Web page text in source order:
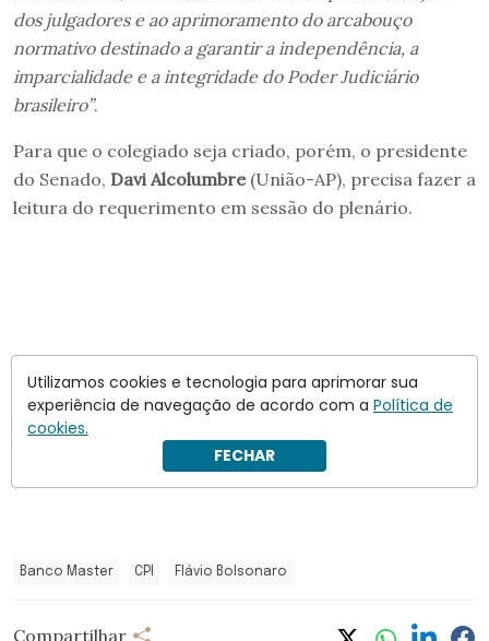
dos julgadores e ao aprimoramento do arcabouço
normativo destinado a garantir a independência, a
imparcialidade e a integridade do Poder Judiciário
brasileiro”.
Para que o colegiado seja criado, porém, o presidente
do Senado, Davi Alcolumbre(União-AP), precisa fazer a
leitura do requerimento em sessão do plenário.
Banco Master CPI Flávio Bolsonaro
Compartilhar
Utilizamos cookies e tecnologia para aprimorar sua
experiência de navegação de acordo com a Política de
cookies.
FECHAR